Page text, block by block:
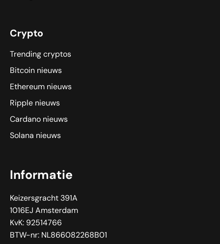
Crypto
Trending cryptos
Bitcoin nieuws
Ethereum nieuws
Ripple nieuws
Cardano nieuws
Solana nieuws
Informatie
Keizersgracht 391A
1016EJ Amsterdam
KvK: 92514766
BTW-nr: NL866082268B01